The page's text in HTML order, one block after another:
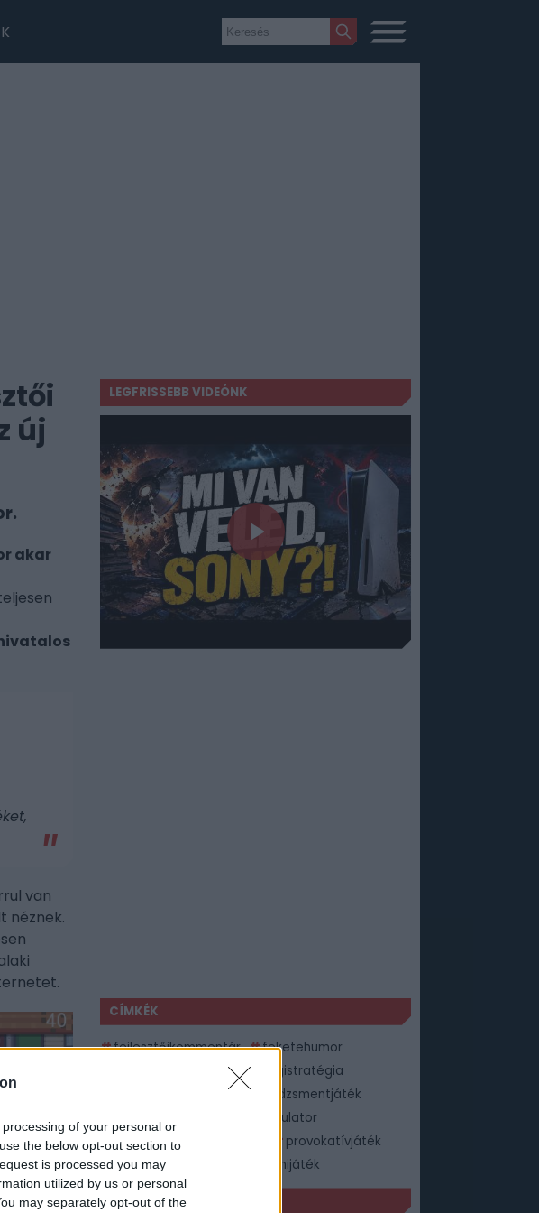
of your personal or
the below opt-out section to
is processed you may
utilized by us or personal
may separately opt-out of the
új
akar
van
néznek.
LEGFRISSEBB VIDEÓNK
CÍMKÉK
fejlesztőikommentár
feketehumor
gazdaságistratégia
menedzsmentjáték
PCjátékok
PlantationSimulator
PlantationSimulatorjáték
provokatívjáték
stratégiaijáték
történelmijáték
ESPORT1 HÍREK